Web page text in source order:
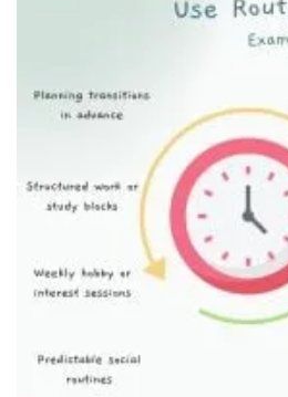
Тихий уголок для релаксации